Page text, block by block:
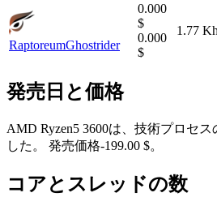
RaptoreumGhostrider
0.000
$
0.000
$
1.77
発売日と価格
AMD Ryzen5 3600は、技術プロセス
した。 発売価格-199.00 $。
コアとスレッドの数